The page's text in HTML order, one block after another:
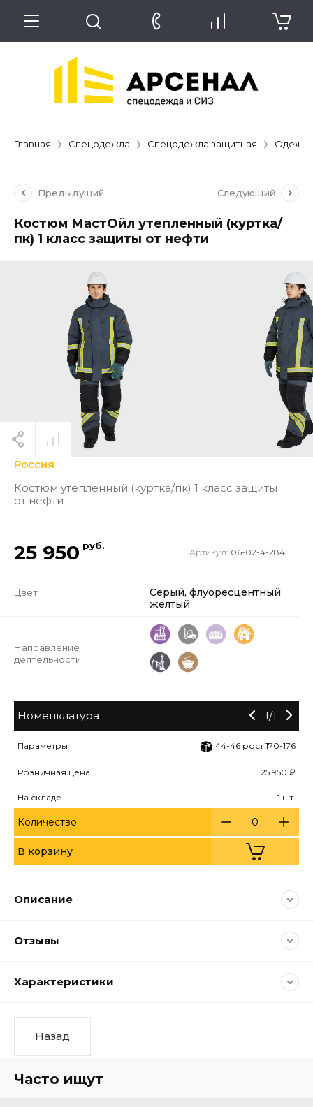
Главная Спецодежда Спецодежда защитная
Предыдущий Следующий
Костюм МастОйл утепленный (куртка/
пк) 1 класс защиты от нефти
Россия
Костюм утепленный (куртка/пк) 1 класс защиты
от нефти
25 950 руб.
Артикул: 06-02-4-284
Цвет
Серый, флуоресцентный
желтый
Направление
деятельности
Номенклатура 1/1
Параметры 44-46 рост 170-176
Розничная цена 25 950 ₽
На складе 1 шт.
Количество
В корзину
Описание
Отзывы
Характеристики
Назад
Часто ищут